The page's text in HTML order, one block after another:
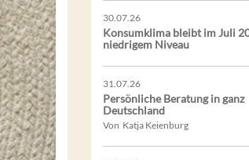
30.07.26
Konsumklima bleibt im Juli
niedrigem Niveau
31.07.26
Persönliche Beratung in ganz
Deutschland
Von Katja Keienburg